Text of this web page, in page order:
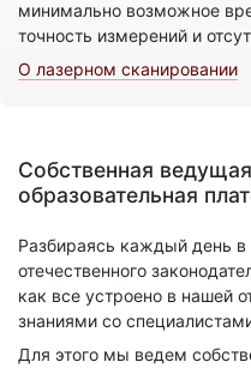
минимально возможное
точность измерений и
О лазерном сканировании
Собственная
образовательная
Разбираясь каждый день в
отечественного
как все устроено в нашей
знаниями со
Для этого мы ведем